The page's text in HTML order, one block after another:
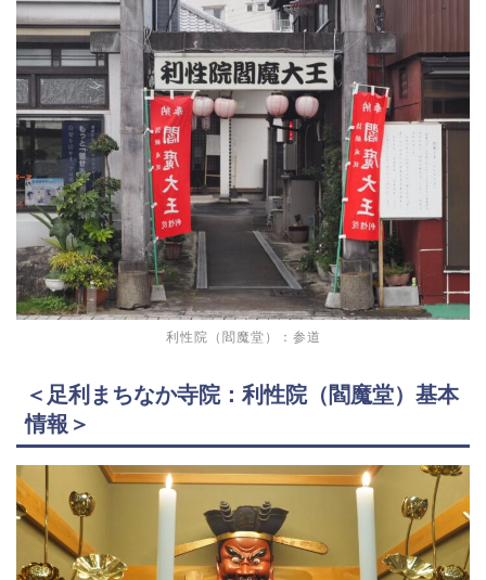
利性院（閻魔堂）：参道
＜足利まちなか寺院：利性院（閻魔堂）基本
情報＞